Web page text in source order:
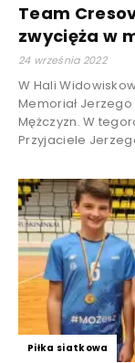
Team
zwycięża w
24 września 2022
W Hali
Memoriał
Mężczyzn. W
Przyjaciele
Piłka siatkowa